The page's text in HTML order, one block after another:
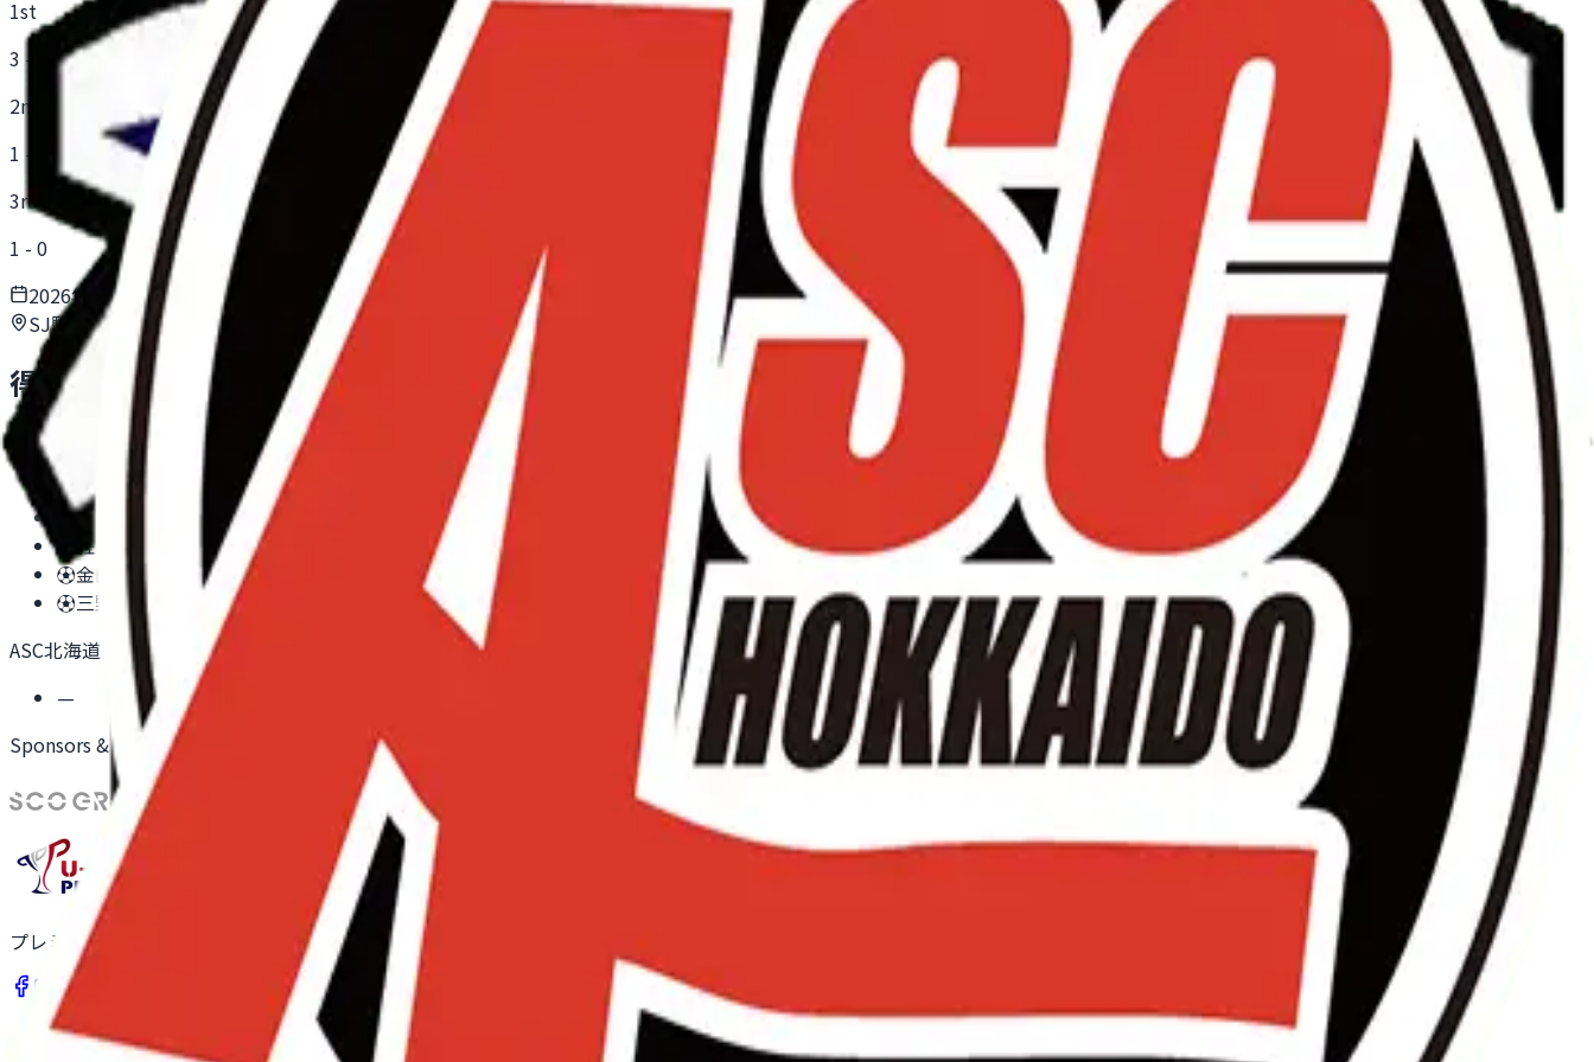
1st
3 -
2nd
1 -
3rd
1 - 0
2026年7月5日(日) 16:30
SJ駒岡第1グラウンド
得点
DOHTO Jr
⚽
三浦弐桃 #30
1P
⚽佐藤辰樹 #33
1P
佐藤辰樹 #33
1P
⚽金田瞬希 #35
2P
⚽三野正真 #36
ASC北海道
—
Sponsors & Partners
プレミアリーグU-11は、全国最大級のU-11年代サッカーリーグです。 子どもたちの成長と挑戦を応援します。
リーグ情報